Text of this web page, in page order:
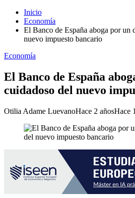
Inicio
Economía
El Banco de España aboga por un
nuevo impuesto bancario
Economía
El Banco de España
cuidadoso del nuevo
Otilia Adame LuevanoHace 2 añosHace